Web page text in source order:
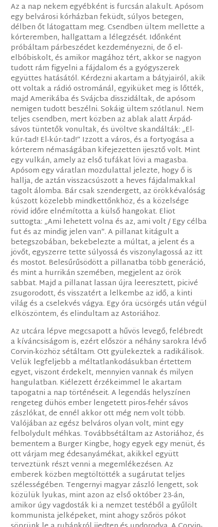
Az a nap nekem egyébként is furcsán alakult. Apósom
egy belvárosi kórházban feküdt, súlyos betegen,
délben őt látogattam meg. Csendben ültem mellette a
kórteremben, hallgattam a lélegzését. Időnként
próbáltam párbeszédet kezdeményezni, de ő el-
elbóbiskolt, és amikor magához tért, akkor se nagyon
tudott rám figyelni a fájdalom és a gyógyszerek
együttes hatásától. Kérdezni akartam a bátyjairól, akik
ott voltak a rádió ostrománál, egyiküket meg is lőtték,
majd Amerikába és Svájcba disszidáltak, de apósom
nemigen tudott beszélni. Sokáig ültem szótlanul. Nem
teljes csendben, mert közben az ablak alatt Árpád-
sávos tüntetők vonultak, és üvöltve skandálták: „El-
kúr-tad! El-kúr-tad!” Izzott a város, és a fortyogása a
kórterem némaságában kifejezetten ijesztő volt. Mint
egy vulkán, amely az első tufákat lövi a magasba.
Apósom egy váratlan mozdulattal jelezte, hogy ő is
hallja, de aztán visszacsúszott a heves fájdalmakkal
tagolt álomba. Bár csak szendergett, az örökkévalóság
kúszott közelebb mindkettőnkhöz, és a közelsége
rövid időre elnémította a külső hangokat. Eliot
suttogta: „Ami lehetett volna és az, ami volt / Egy célba
fut és az mindig jelen van”. A pillanat kitágult a
betegszobában, bekebelezte a múltat, a jelent és a
jövőt, egyszerre tette súlyossá és viszonylagossá az itt
és mostot. Belesűrűsödött a pillanatba több generáció,
és mint a hurrikán szemében, megjelent az örök
sabbat. Majd a pillanat lassan újra leeresztett, picivé
zsugorodott, és visszatért a lelkembe az idő, a kinti
világ és a cselekvés vágya. Egy óra ücsörgés után végül
elköszöntem, és elindultam az Astoriához.
Az utcára lépve megcsapott a hűvös levegő, felébredt
a kíváncsiságom is, ezért először a néhány sarokra lévő
Corvin-közhöz sétáltam. Ott gyülekeztek a radikálisok.
Velük legfeljebb a méltatlankodásukban értettem
egyet, viszont érdekelt, mennyien vannak és milyen
hangulatban. Kiélezett érzékeimmel le akartam
tapogatni a nap történéseit. A legendás helyszínen
rengeteg dühös ember lengetett piros-fehér sávos
zászlókat, de ennél akkor ott még nem volt több.
Valójában az egész belváros olyan volt, mint egy
felbolydult méhkas. Továbbsétáltam az Astoriához, és
bementem a Burger Kingbe, hogy egyek egy menüt, és
ott várjam meg édesanyámékat, akikkel együtt
terveztünk részt venni a megemlékezésen. Az
emberek közben megtöltötték a sugárutat teljes
szélességében. Tengernyi magyar zászló lengett, sok
közülük lyukas, mint azon az első október 23-án,
amikor úgy vagdosták ki a nemzet testéből a gyűlölt
kommunista jelképeket, mint ahogy szőrös pókot